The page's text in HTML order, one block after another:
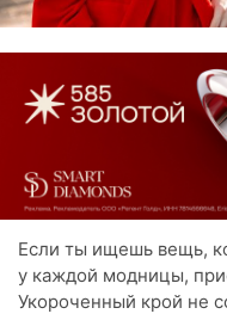
Если ты ищешь вещь,
у каждой модницы,
Укороченный крой не